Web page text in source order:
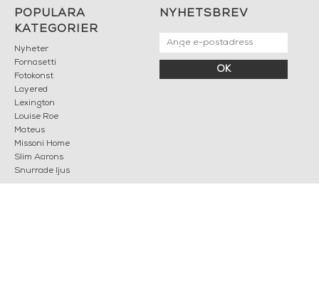
POPULÄRA
KATEGORIER
Nyheter
Fornasetti
Fotokonst
Layered
Lexington
Louise Roe
Mateus
Missoni Home
Slim Aarons
Snurrade ljus
NYHETSBREV
OK